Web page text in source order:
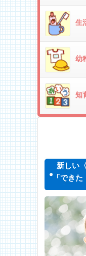
生
幼
知
新しい
「でき